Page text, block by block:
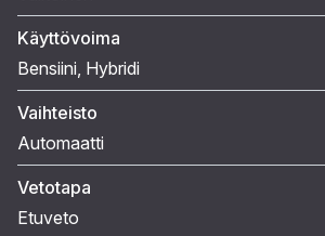
Käyttövoima
Bensiini , Hybridi
Vaihteisto
Automaatti
Vetotapa
Etuveto